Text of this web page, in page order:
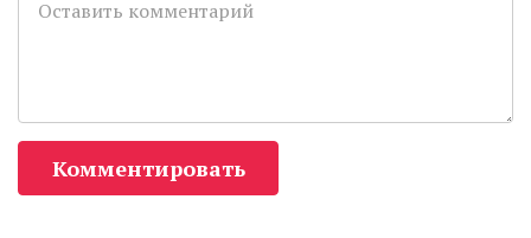
Комментировать